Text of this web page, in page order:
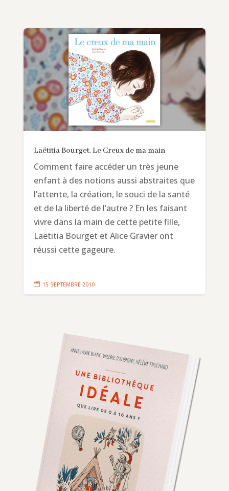
Laëtitia Bourget, Le Creux de ma main
Comment faire accéder un très jeune
enfant à des notions aussi abstraites que
l’attente, la création, le souci de la santé
et de la liberté de l’autre ? En les faisant
vivre dans la main de cette petite fille,
Laëtitia Bourget et Alice Gravier ont
réussi cette gageure.
 15 SEPTEMBRE 2010